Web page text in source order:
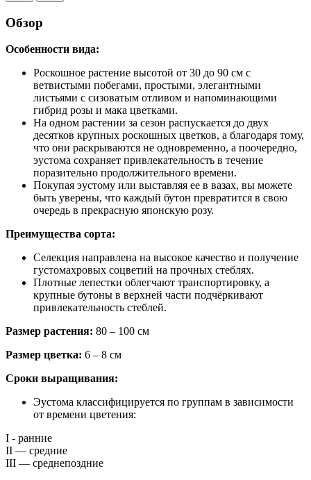
Обзор
Особенности вида:
Роскошное растение высотой от 30 до 90 см с
ветвистыми побегами, простыми, элегантными
листьями с сизоватым отливом и напоминающими
гибрид розы и мака цветками.
На одном растении за сезон распускается до двух
десятков крупных роскошных цветков, а благодаря тому,
что они раскрываются не одновременно, а поочередно,
эустома сохраняет привлекательность в течение
поразительно продолжительного времени.
Покупая эустому или выставляя ее в вазах, вы можете
быть уверены, что каждый бутон превратится в свою
очередь в прекрасную японскую розу.
Преимущества сорта:
Селекция направлена на высокое качество и получение
густомахровых соцветий на прочных стеблях.
Плотные лепестки облегчают транспортировку, а
крупные бутоны в верхней части подчёркивают
привлекательность стеблей.
Размер растения: 80 – 100 см
Размер цветка: 6 – 8 см
Сроки выращивания:
Эустома классифицируется по группам в зависимости
от времени цветения:
I - ранние
II — средние
III — среднепоздние